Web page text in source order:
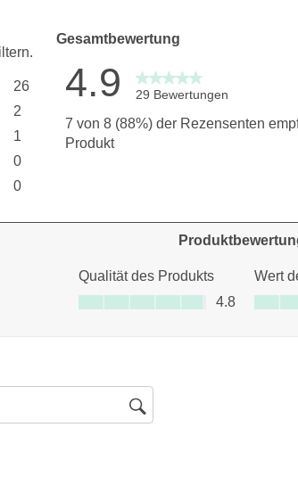
26
26 Bewertungen mit 5 Sternen.
2
2 Bewertungen mit 4 Sternen.
1
1 Bewertung mit 3 Sternen.
0
0 Bewertungen mit 2 Sternen.
0
Gesamtbewertung
4.9 29 Bewertungen
7 von 8 (88%) der Rezensenten
Produkt
Qualität des Produkts
Qualität des Produkts, 4.8 von 5
4.8
Wert
Wert